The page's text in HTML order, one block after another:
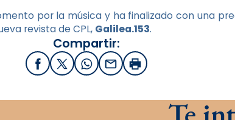
por la música y ha finalizado con una
revista de CPL, Galilea.153.
Compartir:
FacebookX / Twitter
WhatsApp
EmailImprimir